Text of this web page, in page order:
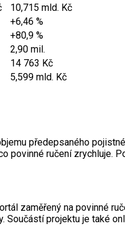
10,715 mld. Kč
+6,46 %
+80,9 %
2,90 mil.
14 763 Kč
5,599 mld. Kč
předepsaného
povinné ručení
zaměřený na povinné
projektu je také